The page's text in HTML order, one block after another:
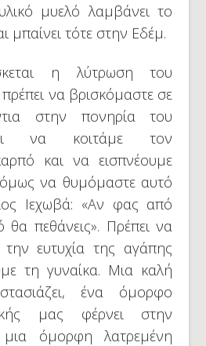
μυελό λαμβάνει το
μπαίνει τότε στην Εδέμ.
η λύτρωση του
να βρισκόμαστε σε
στην πονηρία του
να κοιτάμε τον
και να εισπνέουμε
να θυμόμαστε αυτό
Ιεχωβά: «Αν φας από
πεθάνεις». Πρέπει να
ευτυχία της αγάπης
τη γυναίκα. Μια καλή
ένα όμορφο
μας φέρνει στην
όμορφη λατρεμένη